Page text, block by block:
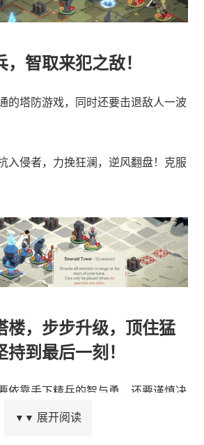
智取来犯之敌！
的塔防游戏，同时还要击退敌人一波
入侵者，力挽狂澜，逆风翻盘！克服
楼，步步升级，顶住猛
到最后一刻！
依靠手下精兵的智与勇，还要谨慎决
。▼▼ 展开阅读